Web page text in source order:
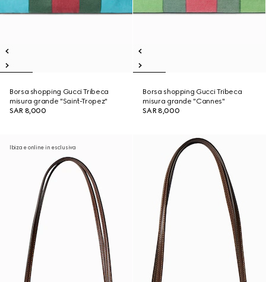
Borsa shopping Gucci Tribeca
misura grande "Saint-Tropez"
SAR 8,000
Borsa shopping Gucci Tribeca
misura grande "Cannes"
SAR 8,000
Ibiza e online in esclusiva